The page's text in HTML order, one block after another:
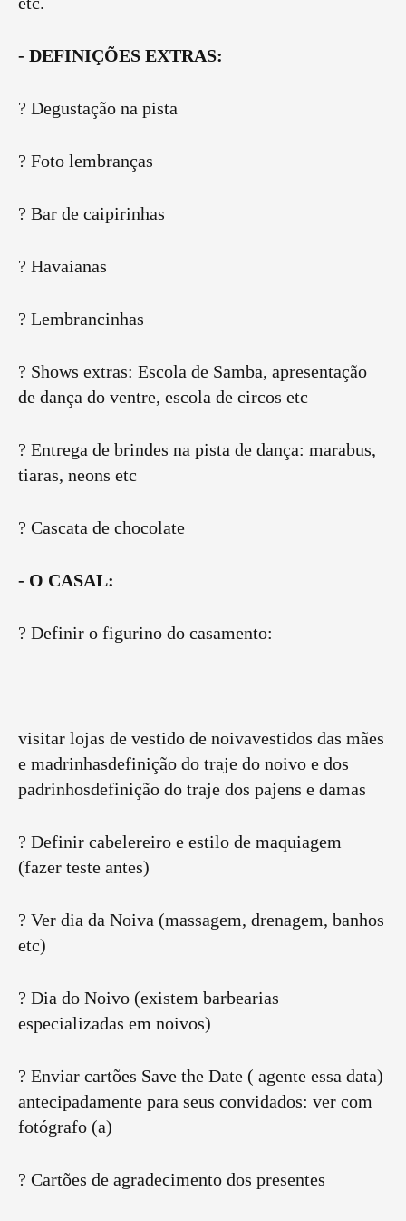
- DEFINIÇÕES EXTRAS:
? Degustação na pista
? Foto lembranças
? Bar de caipirinhas
? Havaianas
? Lembrancinhas
? Shows extras: Escola de Samba, apresentação
de dança do ventre, escola de circos etc
? Entrega de brindes na pista de dança: marabus,
tiaras, neons etc
? Cascata de chocolate
- O CASAL:
? Definir o figurino do casamento:
visitar lojas de vestido de noivavestidos das mães
e madrinhasdefinição do traje do noivo e dos
padrinhosdefinição do traje dos pajens e damas
? Definir cabelereiro e estilo de maquiagem
(fazer teste antes)
? Ver dia da Noiva (massagem, drenagem, banhos
etc)
? Dia do Noivo (existem barbearias
especializadas em noivos)
? Enviar cartões Save the Date ( agente essa data)
antecipadamente para seus convidados: ver com
fotógrafo (a)
? Cartões de agradecimento dos presentes